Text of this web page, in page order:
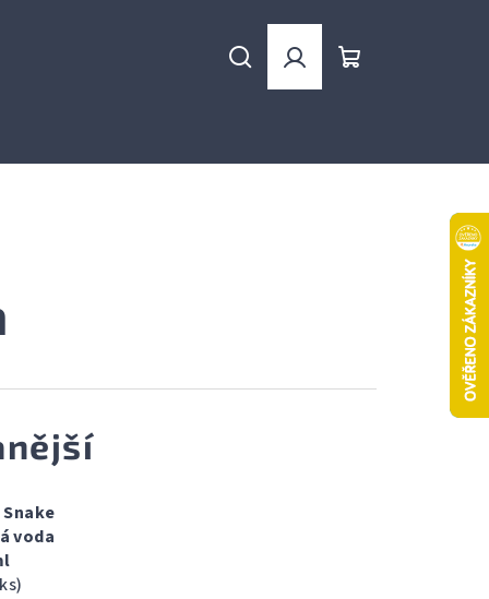
HledatPřihlášení
voda